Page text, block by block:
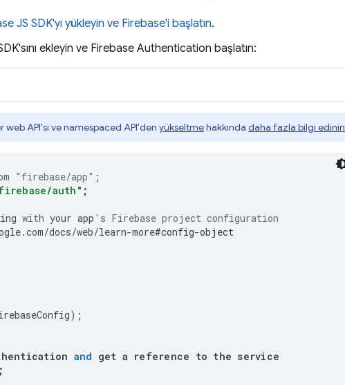
JS SDK'yı yükleyin ve Firebase'i başlatın.
ekleyin ve Firebase Authentication başlatın:
web API'si ve namespaced API'den yükseltmehakkında daha fazla bilgi edinin
"firebase/app" ;
auth" ;
with your app 's Firebase project configuration
.com/docs/web/learn-more#config-object
);
and get a reference to the service